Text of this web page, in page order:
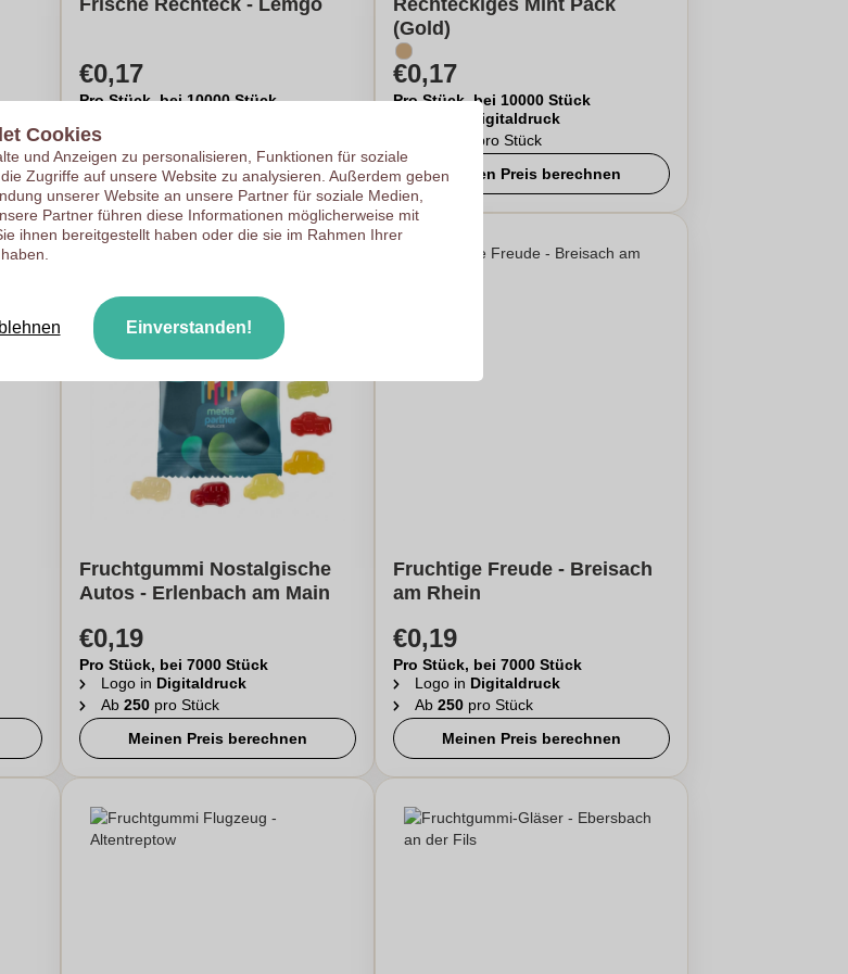
Frische Rechteck - Lemgo
€0,17
Pro Stück, bei 10000 Stück
Ab
Meinen Preis berechnen
Rechteckiges Mint Pack
(Gold)
€0,17
Pro Stück, bei 10000 Stück
Digitaldruck
pro Stück
Meinen Preis berechnen
Fruchtgummi Nostalgische
Autos - Erlenbach am Main
€0,19
Pro Stück, bei 7000 Stück
Logo in Digitaldruck
Ab 250pro Stück
Meinen Preis berechnen
Fruchtige Freude - Breisach
am Rhein
€0,19
Pro Stück, bei 7000 Stück
Logo in Digitaldruck
Ab 250pro Stück
Meinen Preis berechnen
Cookies
und Anzeigen zu personalisieren, Funktionen für soziale
Zugriffe auf unsere Website zu analysieren. Außerdem geben
unserer Website an unsere Partner für soziale Medien,
Partner führen diese Informationen möglicherweise mit
ihnen bereitgestellt haben oder die sie im Rahmen Ihrer
Einverstanden!